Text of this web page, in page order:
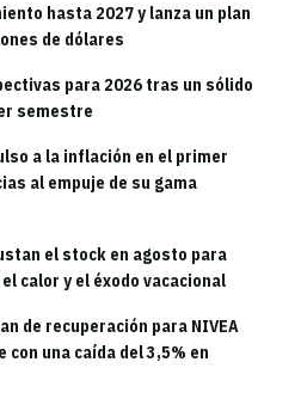
hasta 2027 y lanza un plan
de dólares
para 2026 tras un sólido
semestre
a la inflación en el primer
al empuje de su gama
el stock en agosto para
calor y el éxodo vacacional
de recuperación para NIVEA
una caída del 3,5% en